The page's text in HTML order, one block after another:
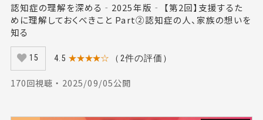
認知症の理解を深める‐2025年版‐ 【第2回】支援するた
めに理解しておくべきこと Part②認知症の人、家族の想いを
知る
15 4.5 ★★★★☆ （2件の評価）
170回視聴 ・ 2025/09/05公開